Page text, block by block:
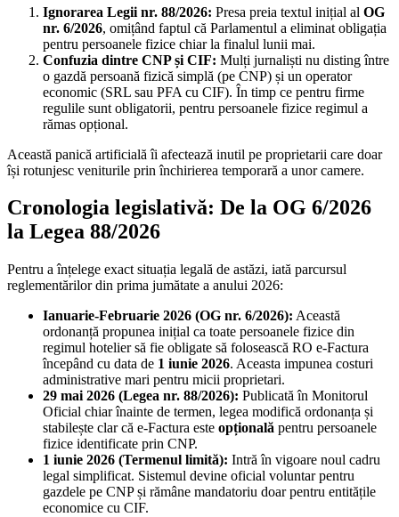
Ignorarea Legii nr. 88/2026: Presa preia textul inițial al OG
nr. 6/2026, omițând faptul că Parlamentul a eliminat obligația
pentru persoanele fizice chiar la finalul lunii mai.
Confuzia dintre CNP și CIF: Mulți jurnaliști nu disting între
o gazdă persoană fizică simplă (pe CNP) și un operator
economic (SRL sau PFA cu CIF). În timp ce pentru firme
regulile sunt obligatorii, pentru persoanele fizice regimul a
rămas opțional.
Această panică artificială îi afectează inutil pe proprietarii care doar
își rotunjesc veniturile prin închirierea temporară a unor camere.
Cronologia legislativă: De la OG 6/2026
la Legea 88/2026
Pentru a înțelege exact situația legală de astăzi, iată parcursul
reglementărilor din prima jumătate a anului 2026:
Ianuarie-Februarie 2026 (OG nr. 6/2026): Această
ordonanță propunea inițial ca toate persoanele fizice din
regimul hotelier să fie obligate să folosească RO e-Factura
începând cu data de 1 iunie 2026. Aceasta impunea costuri
administrative mari pentru micii proprietari.
29 mai 2026 (Legea nr. 88/2026): Publicată în Monitorul
Oficial chiar înainte de termen, legea modifică ordonanța și
stabilește clar că e-Factura este opțională pentru persoanele
fizice identificate prin CNP.
1 iunie 2026 (Termenul limită): Intră în vigoare noul cadru
legal simplificat. Sistemul devine oficial voluntar pentru
gazdele pe CNP și rămâne mandatoriu doar pentru entitățile
economice cu CIF.